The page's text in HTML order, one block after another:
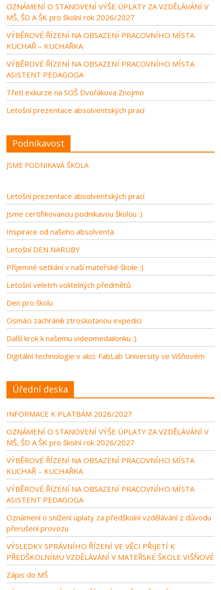
OZNÁMENÍ O STANOVENÍ VÝŠE ÚPLATY ZA VZDĚLÁVÁNÍ V
MŠ, ŠD A ŠK pro školní rok 2026/2027
VÝBĚROVÉ ŘÍZENÍ NA OBSAZENÍ PRACOVNÍHO MÍSTA
KUCHAŘ – KUCHAŘKA
VÝBĚROVÉ ŘÍZENÍ NA OBSAZENÍ PRACOVNÍHO MÍSTA
ASISTENT PEDAGOGA
Třetí exkurze na SOŠ Dvořákova Znojmo
Letošní prezentace absolventských prací
Podnikavost
JSME PODNIKAVÁ ŠKOLA
Letošní prezentace absolventských prací
Jsme certifikovanou podnikavou školou :)
Inspirace od našeho absolventa
Letošní DEN NARUBY
Příjemné setkání v naší mateřské škole :)
Letošní veletrh volitelných předmětů
Den pro školu
Osmáci zachránili ztroskotanou expedici
Další krok k našemu videomedailonku :)
Digitální technologie v akci: FabLab University ve Višňovém
Úřední deska
INFORMACE K PLATBÁM 2026/2027
OZNÁMENÍ O STANOVENÍ VÝŠE ÚPLATY ZA VZDĚLÁVÁNÍ V
MŠ, ŠD A ŠK pro školní rok 2026/2027
VÝBĚROVÉ ŘÍZENÍ NA OBSAZENÍ PRACOVNÍHO MÍSTA
KUCHAŘ – KUCHAŘKA
VÝBĚROVÉ ŘÍZENÍ NA OBSAZENÍ PRACOVNÍHO MÍSTA
ASISTENT PEDAGOGA
Oznámení o snížení úplaty za předškolní vzdělávání z důvodu
přerušení provozu
VÝSLEDKY SPRÁVNÍHO ŘÍZENÍ VE VĚCI PŘIJETÍ K
PŘEDŠKOLNÍMU VZDĚLÁVÁNÍ V MATEŘSKÉ ŠKOLE VIŠŇOVÉ
Zápis do MŠ